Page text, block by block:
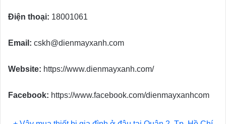
Điện thoại: 18001061
Email: cskh@dienmayxanh.com
Website: https://www.dienmayxanh.com/
Facebook: https://www.facebook.com/dienmayxanhcom